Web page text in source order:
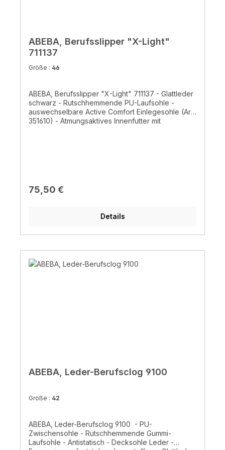
ABEBA, Berufsslipper "X-Light"
711137
Größe : 46
ABEBA, Berufsslipper "X-Light" 711137 - Glattleder
schwarz - Rutschhemmende PU-Laufsohle -
auswechselbare Active Comfort Einlegesohle (Art.
351610) - Atmungsaktives Innenfutter mit
Regulärer Preis:
75,50 €
Details
ABEBA, Leder-Berufsclog 9100
Größe : 42
ABEBA, Leder-Berufsclog 9100 - PU-
Zwischensohle - Rutschhemmende Gummi-
Laufsohle - Antistatisch - Decksohle Leder -